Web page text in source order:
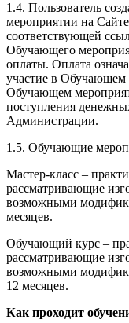
1.4. Пользователь
мероприятии на
соответствующей
Обучающего
оплаты. Оплата
участие в Обучающем
Обучающем
поступления
Администрации.
1.5. Обучающие
Мастер-класс –
рассматривающие
возможными
месяцев.
Обучающий курс –
рассматривающие
возможными
12 месяцев.
Как проходит